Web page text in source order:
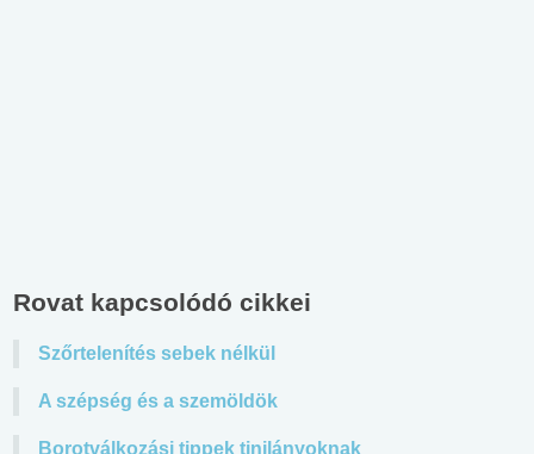
Rovat kapcsolódó cikkei
Szőrtelenítés sebek nélkül
A szépség és a szemöldök
Borotválkozási tippek tinilányoknak